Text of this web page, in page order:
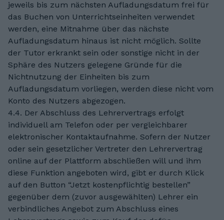
jeweils bis zum nächsten Aufladungsdatum frei für
das Buchen von Unterrichtseinheiten verwendet
werden, eine Mitnahme über das nächste
Aufladungsdatum hinaus ist nicht möglich. Sollte
der Tutor erkrankt sein oder sonstige nicht in der
Sphäre des Nutzers gelegene Gründe für die
Nichtnutzung der Einheiten bis zum
Aufladungsdatum vorliegen, werden diese nicht vom
Konto des Nutzers abgezogen.
4.4. Der Abschluss des Lehrervertrags erfolgt
individuell am Telefon oder per vergleichbarer
elektronischer Kontaktaufnahme. Sofern der Nutzer
oder sein gesetzlicher Vertreter den Lehrervertrag
online auf der Plattform abschließen will und ihm
diese Funktion angeboten wird, gibt er durch Klick
auf den Button “Jetzt kostenpflichtig bestellen”
gegenüber dem (zuvor ausgewählten) Lehrer ein
verbindliches Angebot zum Abschluss eines